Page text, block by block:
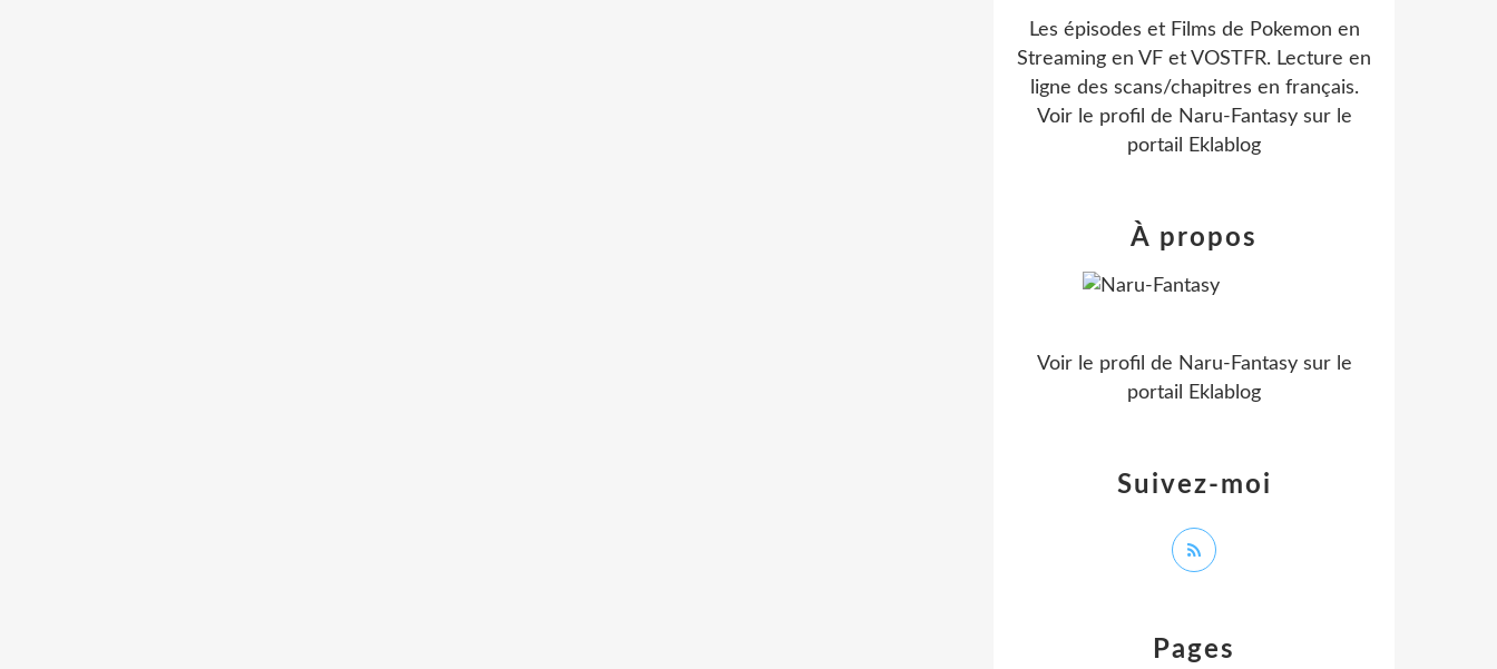
Pages
Les épisodes et Films de Pokemon en
Streaming en VF et VOSTFR. Lecture en
ligne des scans/chapitres en français.
Voir le profil de Naru-Fantasysur le
portail Eklablog
Suivez-moi
À propos
Voir le profil de Naru-Fantasysur le
portail Eklablog